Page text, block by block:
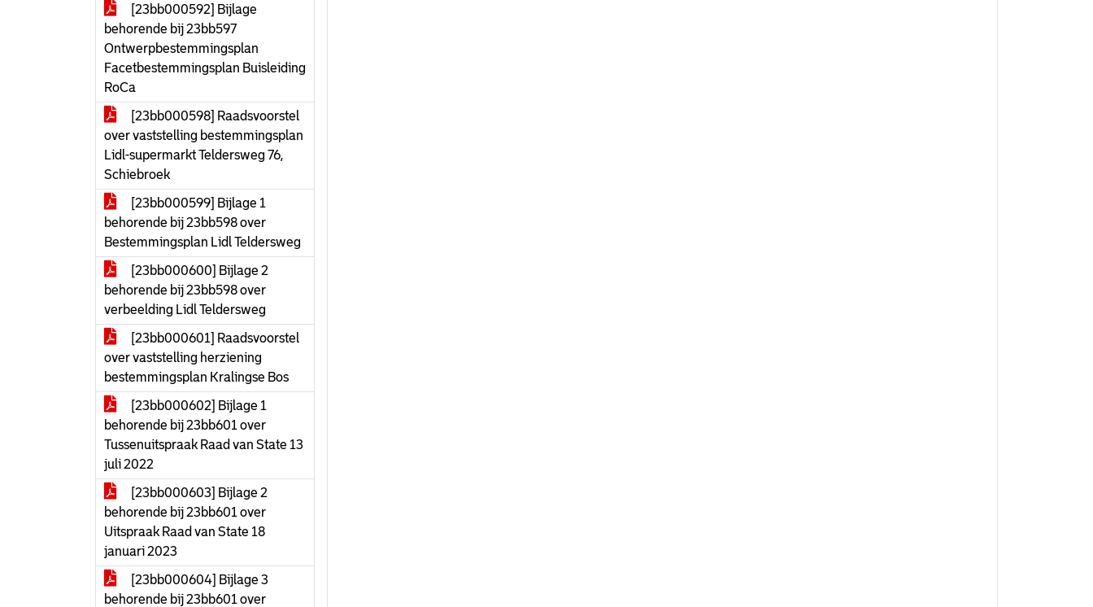
[23bb000592] Bijlage
behorende bij 23bb597
Ontwerpbestemmingsplan
Facetbestemmingsplan Buisleiding
RoCa
[23bb000598] Raadsvoorstel
over vaststelling bestemmingsplan
Lidl-supermarkt Teldersweg 76,
Schiebroek
[23bb000599] Bijlage 1
behorende bij 23bb598 over
Bestemmingsplan Lidl Teldersweg
[23bb000600] Bijlage 2
behorende bij 23bb598 over
verbeelding Lidl Teldersweg
[23bb000601] Raadsvoorstel
over vaststelling herziening
bestemmingsplan Kralingse Bos
[23bb000602] Bijlage 1
behorende bij 23bb601 over
Tussenuitspraak Raad van State 13
juli 2022
[23bb000603] Bijlage 2
behorende bij 23bb601 over
Uitspraak Raad van State 18
januari 2023
[23bb000604] Bijlage 3
behorende bij 23bb601 over